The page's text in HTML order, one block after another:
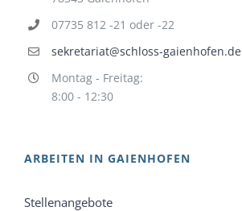
07735 812 -21 oder -22
sekretariat@schloss-gaienhofen.de
Montag - Freitag:
8:00 - 12:30
ARBEITEN IN GAIENHOFEN
Stellenangebote